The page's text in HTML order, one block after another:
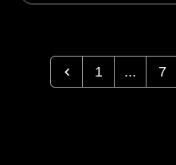
1 ... 7